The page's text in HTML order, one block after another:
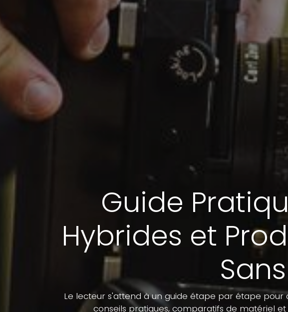
Guide
Hybrides et
Le lecteur s'attend à un guide étape par étape
conseils pratiques, comparatifs de matériel